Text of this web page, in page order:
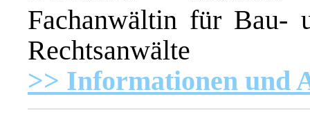
Fachanwältin für Bau-
Rechtsanwälte
>> Informationen und